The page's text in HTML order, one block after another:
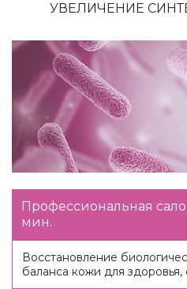
УВЕЛИЧЕНИЕ
Профессиональная
мин.
Восстановление
баланса кожи для